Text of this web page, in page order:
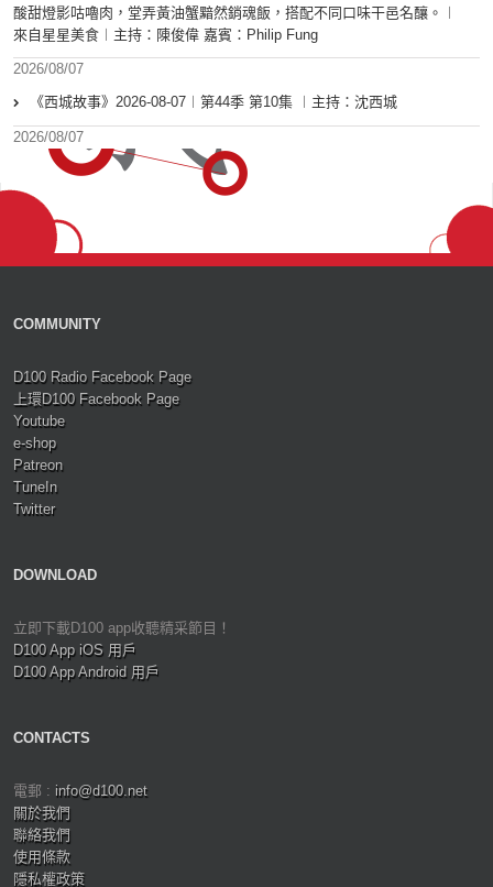
酸甜燈影咕嚕肉，堂弄黃油蟹黯然銷魂飯，搭配不同口味干邑名釀。︱
來自星星美食︱主持：陳俊偉 嘉賓：Philip Fung
2026/08/07
《西城故事》2026-08-07︱第44季 第10集 ︱主持：沈西城
2026/08/07
COMMUNITY
D100 Radio Facebook Page
上環D100 Facebook Page
Youtube
e-shop
Patreon
TuneIn
Twitter
DOWNLOAD
立即下載D100 app收聽精采節目！
D100 App iOS 用戶
D100 App Android 用戶
CONTACTS
電郵 : info@d100.net
關於我們
聯絡我們
使用條款
隱私權政策